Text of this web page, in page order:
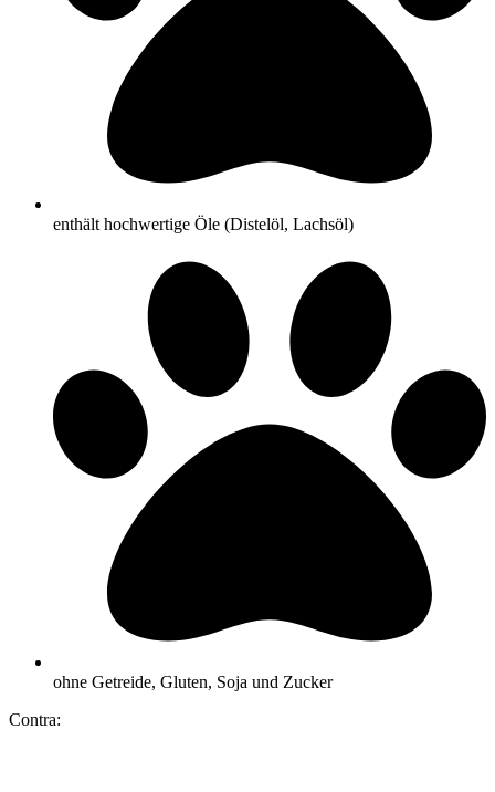
enthält hochwertige Öle (Distelöl, Lachsöl)
ohne Getreide, Gluten, Soja und Zucker
Contra: